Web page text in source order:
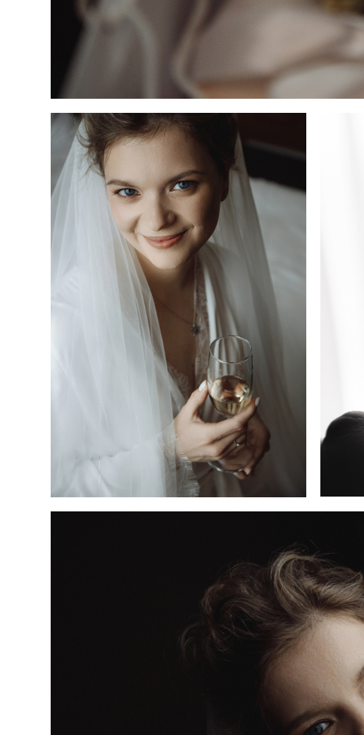
Свадебная фотосессия в Москве. Свадебный фотограф
фотограф Москва Гладков Дмитрий. Фотограф
на свадьбу Москва. Свадьба фото. Сборы в